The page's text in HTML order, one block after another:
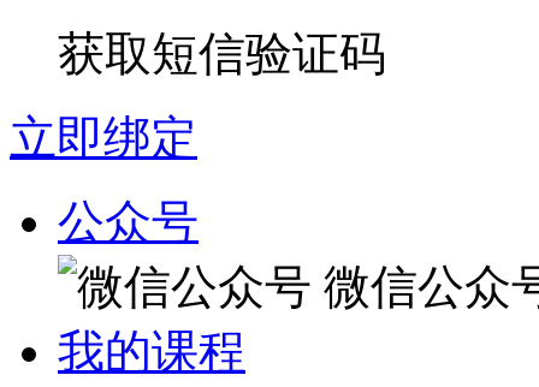
获取短信验证码
立即绑定
公众号
微信公众
我的课程